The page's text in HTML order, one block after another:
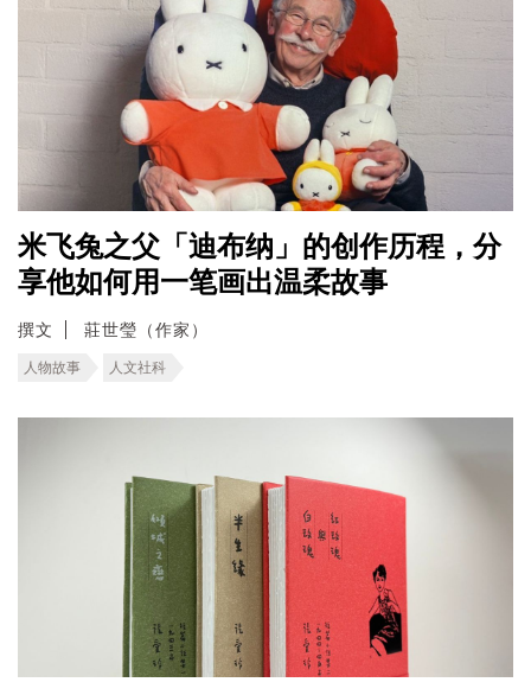
米飞兔之父「迪布纳」的创作历程，分
享他如何用一笔画出温柔故事
撰文 莊世瑩（作家）
人物故事 人文社科